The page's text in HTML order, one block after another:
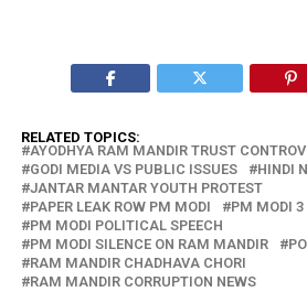
RELATED TOPICS:
AYODHYA RAM MANDIR TRUST
GODI MEDIA VS PUBLIC ISSUES
HINDI
JANTAR MANTAR YOUTH PROTEST
PAPER LEAK ROW PM MODI
PM MODI 3
PM MODI POLITICAL SPEECH
PM MODI SILENCE ON RAM MANDIR
RAM MANDIR CHADHAVA CHORI
RAM MANDIR CORRUPTION NEWS